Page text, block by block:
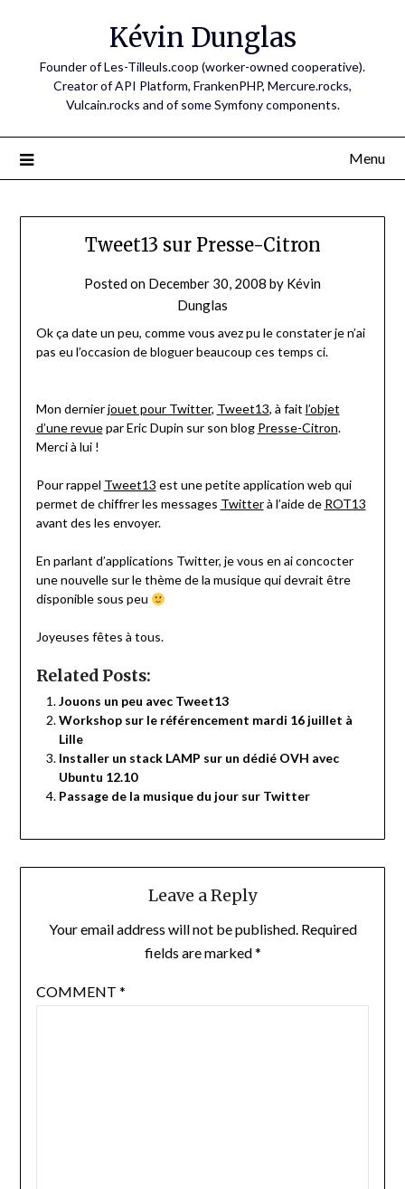
Kévin Dunglas
Founder of Les-Tilleuls.coop (worker-owned cooperative).
Creator of API Platform, FrankenPHP, Mercure.rocks,
Vulcain.rocks and of some Symfony components.
Menu
Tweet13 sur Presse-Citron
Posted on December 30, 2008 by Kévin
Dunglas
Ok ça date un peu, comme vous avez pu le constater je n’ai
pas eu l’occasion de bloguer beaucoup ces temps ci.
Mon dernierjouet pour Twitter, Tweet13, à fait l’objet
d’une revuepar Eric Dupin sur son blog Presse-Citron.
Merci à lui !
Pour rappel Tweet13 est une petite application web qui
permet de chiffrer les messages Twitterà l’aide de ROT13
avant des les envoyer.
En parlant d’applications Twitter, je vous en ai concocter
une nouvelle sur le thème de la musique qui devrait être
disponible sous peu
Joyeuses fêtes à tous.
Related Posts:
Jouons un peu avec Tweet13
Workshop sur le référencement mardi 16 juillet à
Lille
Installer un stack LAMP sur un dédié OVH avec
Ubuntu 12.10
Passage de la musique du jour sur Twitter
Leave a Reply
Your email address will not be published. Required
fields are marked*
COMMENT *